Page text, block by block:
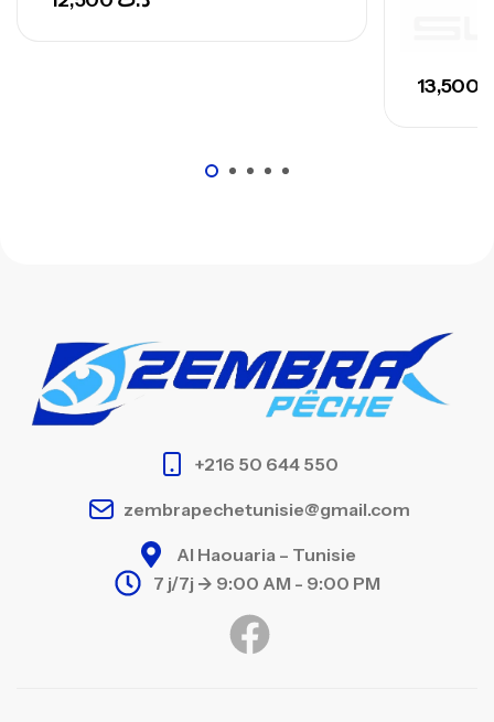
+216 50 644 550
zembrapechetunisie@gmail.com
Al Haouaria – Tunisie
7 j/7j -> 9:00 AM - 9:00 PM